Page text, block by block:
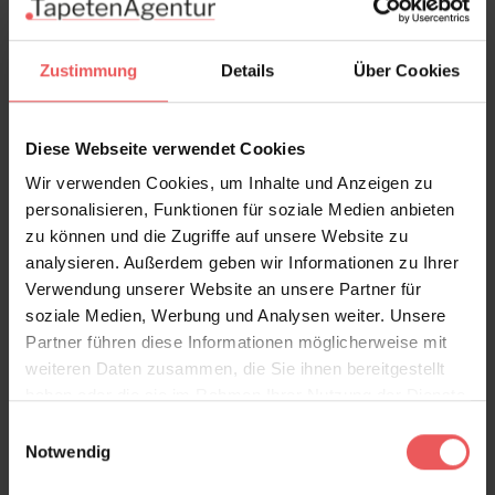
Zustimmung Details Über Cookies
Diese Webseite verwendet Cookies
Wir verwenden Cookies, um Inhalte und Anzeigen zu
personalisieren, Funktionen für soziale Medien anbieten
zu können und die Zugriffe auf unsere Website zu
analysieren. Außerdem geben wir Informationen zu Ihrer
Verwendung unserer Website an unsere Partner für
soziale Medien, Werbung und Analysen weiter. Unsere
Partner führen diese Informationen möglicherweise mit
weiteren Daten zusammen, die Sie ihnen bereitgestellt
Notwendig
Versand & Zahlung
Bewertungen
Sie haben Fragen zum Produkt?
Frage stellen
+49 (0)221 932 81 82